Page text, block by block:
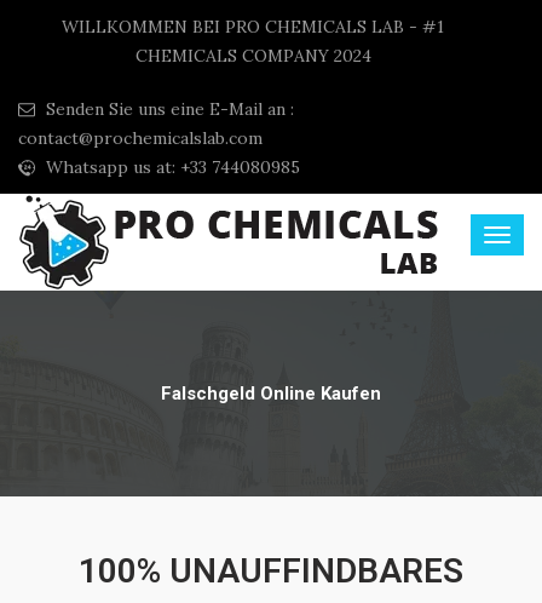
WILLKOMMEN BEI PRO CHEMICALS LAB - #1
CHEMICALS COMPANY 2024
Senden Sie uns eine E-Mail an :
contact@prochemicalslab.com
Whatsapp us at: +33 744080985
Falschgeld Online Kaufen
100% UNAUFFINDBARES